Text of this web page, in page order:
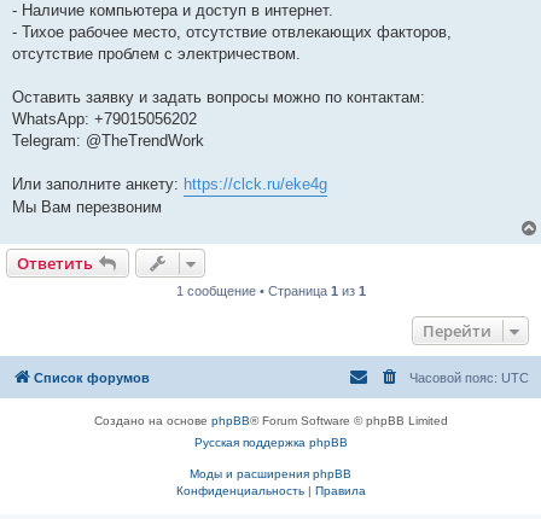
- Наличие компьютера и доступ в интернет.
- Тихое рабочее место, отсутствие отвлекающих факторов,
отсутствие проблем с электричеством.
Оставить заявку и задать вопросы можно по контактам:
WhatsApp: +79015056202
Telegram: @TheTrendWork
Или заполните анкету: https://clck.ru/eke4g
Мы Вам перезвоним
Ответить
1 сообщение • Страница 1 из 1
Перейти
Список форумов Часовой пояс: UTC
Создано на основе phpBB® Forum Software © phpBB Limited
Русская поддержка phpBB
Моды и расширения phpBB
Конфиденциальность| Правила